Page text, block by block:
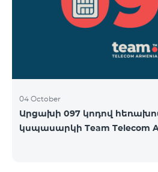
публичной офертой.
номеров с префиксом 097,
04 October
Արցախի 097 կոդով
կսպասարկի Team Telecom